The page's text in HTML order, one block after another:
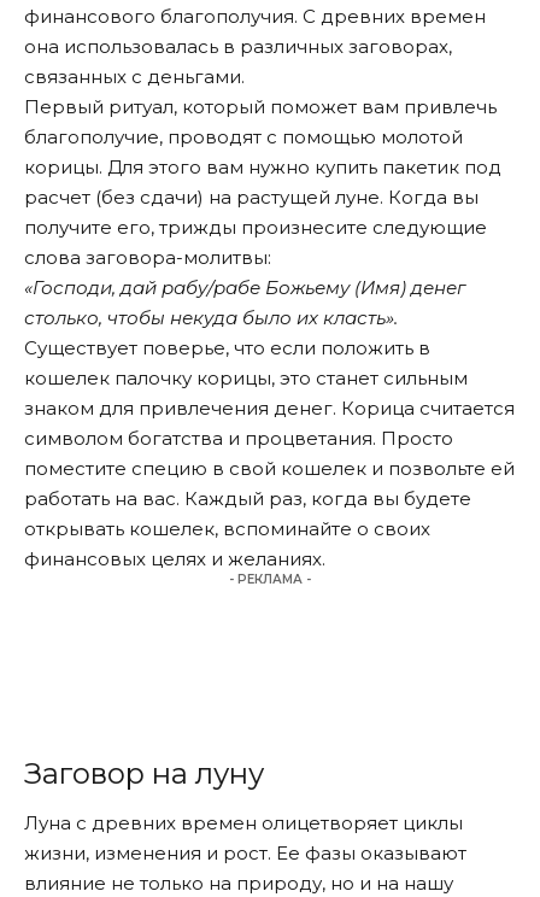
финансового благополучия. С древних времен
она использовалась в различных заговорах,
связанных с деньгами.
Первый ритуал, который поможет вам привлечь
благополучие, проводят с помощью молотой
корицы. Для этого вам нужно купить пакетик под
расчет (без сдачи) на растущей луне. Когда вы
получите его, трижды произнесите следующие
слова заговора-молитвы:
«Господи, дай рабу/рабе Божьему (Имя) денег
столько, чтобы некуда было их класть».
Существует поверье, что если положить в
кошелек палочку корицы, это станет сильным
знаком для привлечения денег. Корица считается
символом богатства и процветания. Просто
поместите специю в свой кошелек и позвольте ей
работать на вас. Каждый раз, когда вы будете
открывать кошелек, вспоминайте о своих
финансовых целях и желаниях.
- РЕКЛАМА -
Заговор на луну
Луна с древних времен олицетворяет циклы
жизни, изменения и рост. Ее фазы оказывают
влияние не только на природу, но и на нашу